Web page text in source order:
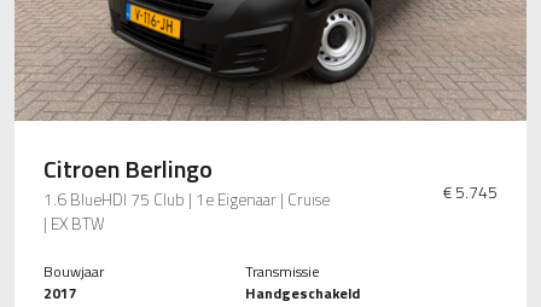
Citroen Berlingo
1.6 BlueHDI 75 Club | 1e Eigenaar | Cruise
| EX BTW
€ 5.745
Bouwjaar
2017
Transmissie
Handgeschakeld